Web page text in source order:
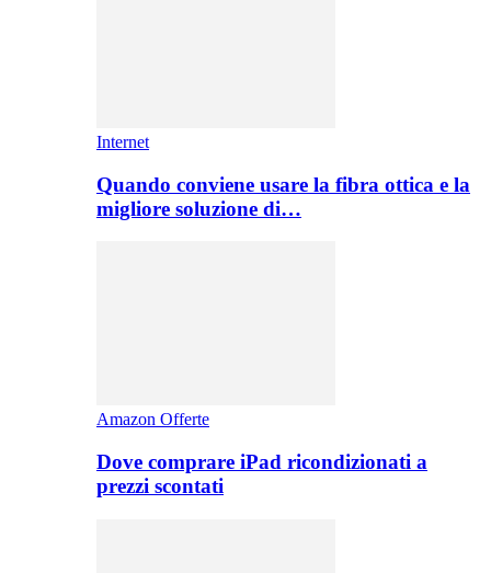
Internet
Quando conviene usare la fibra ottica e la
migliore soluzione di…
Amazon Offerte
Dove comprare iPad ricondizionati a
prezzi scontati